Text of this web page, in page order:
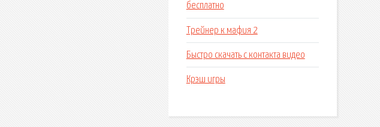
бесплатно
Трейнер к мафия 2
Быстро скачать с контакта видео
Крэш игры